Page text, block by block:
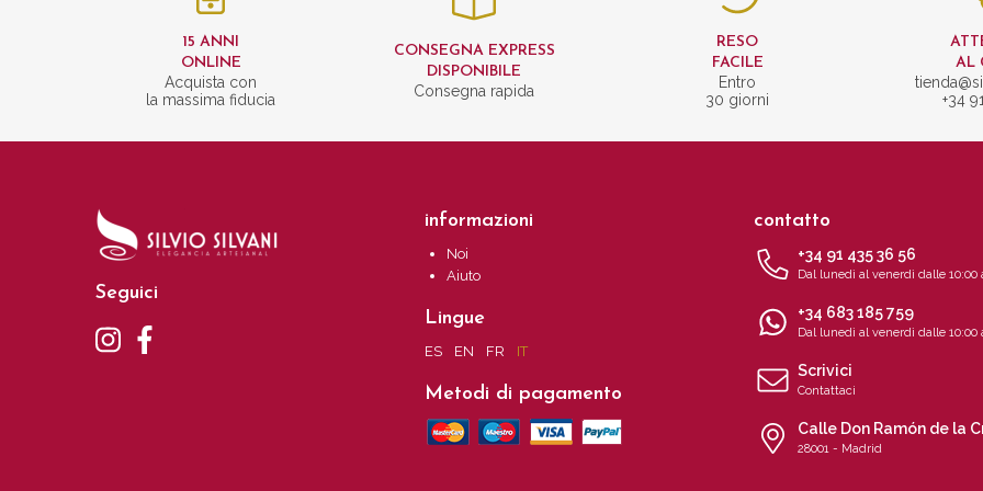
15 ANNI
ONLINE
Acquista con
la massima fiducia
CONSEGNA EXPRESS
DISPONIBILE
Consegna rapida
RESO
FACILE
Entro
30 giorni
AL
+34
Seguici
informazioni
Noi
Aiuto
Lingue
ES EN FR IT
Metodi di pagamento
contatto
+34 91 435 36 56
Dal lunedì al venerdì dalle 10:00
+34 683 185 759
Dal lunedì al venerdì dalle 10:00
Scrivici
Contattaci
Calle Don Ramón de la
28001 - Madrid